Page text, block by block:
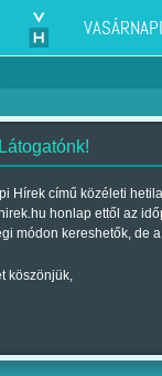
Hírek című közéleti
honlap ettől az
módon kereshetők, de
köszönjük,